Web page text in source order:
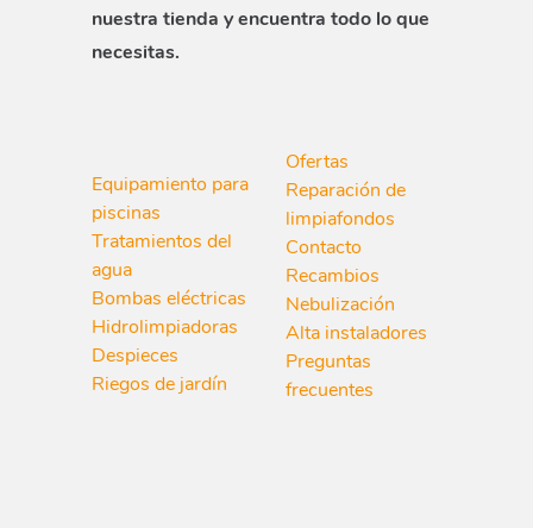
nuestra tienda y encuentra todo lo que
necesitas.
Equipamiento para
piscinas
Tratamientos del
agua
Bombas eléctricas
Hidrolimpiadoras
Despieces
Riegos de jardín
Ofertas
Reparación de
limpiafondos
Contacto
Recambios
Nebulización
Alta instaladores
Preguntas
frecuentes